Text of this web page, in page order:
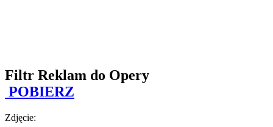
Filtr Reklam do Opery
POBIERZ
Zdjęcie: